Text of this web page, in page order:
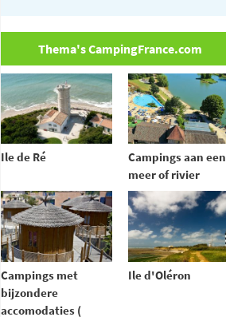
Thema's CampingFrance.com
Ile de Ré
Campings aan een
meer of rivier
Campings met
bijzondere
accomodaties (
Ile d'Oléron